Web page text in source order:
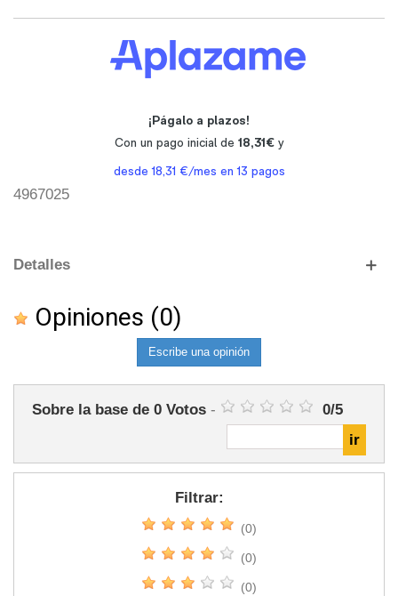
4967025
Detalles
Opiniones (0)
Escribe una opinión
Sobre la base de 0 Votos - 0/5
Filtrar:
(0)
(0)
(0)